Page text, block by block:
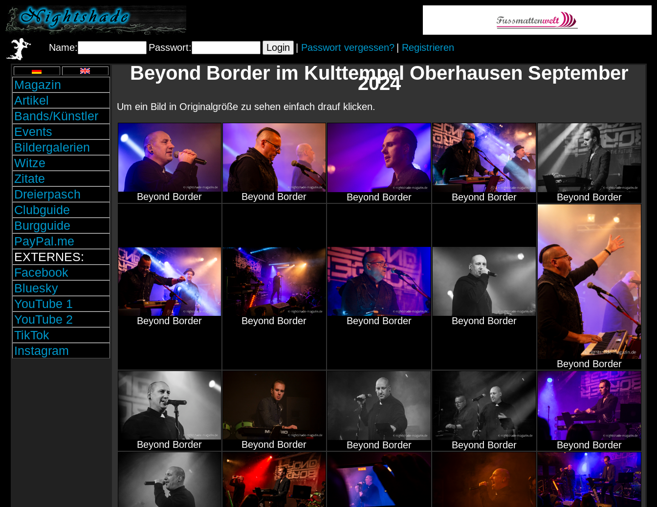
Name: Passwort: Passwort vergessen? Registrieren
Magazin
Artikel
Bands/Künstler
Events
Bildergalerien
Witze
Zitate
Dreierpasch
Clubguide
Burgguide
PayPal.me
EXTERNES:
Facebook
Bluesky
YouTube 1
YouTube 2
TikTok
Instagram
Beyond Border im Kulttempel Oberhausen September
2024
Um ein Bild in Originalgröße zu sehen einfach drauf klicken.
Beyond Border Beyond Border Beyond Border Beyond Border Beyond Border
Beyond Border Beyond Border Beyond Border Beyond Border
Beyond Border
Beyond Border Beyond Border Beyond Border Beyond Border Beyond Border